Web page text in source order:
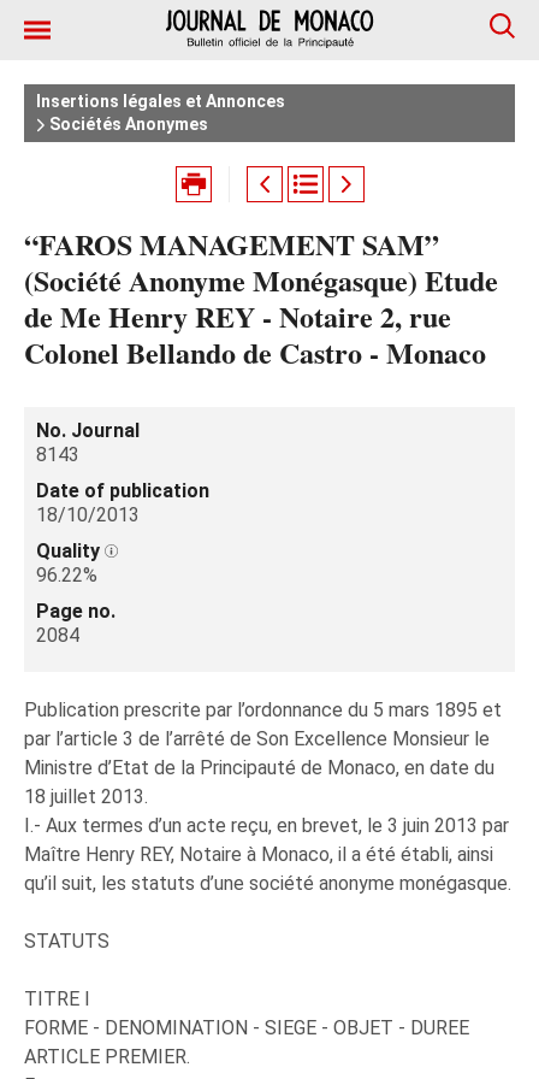
Insertions légales et Annonces
Sociétés Anonymes
“FAROS MANAGEMENT SAM”
(Société Anonyme Monégasque) Etude
de Me Henry REY - Notaire 2, rue
Colonel Bellando de Castro - Monaco
No. Journal
8143
Date of publication
18/10/2013
Quality
96.22%
Page no.
2084
Publication prescrite par l’ordonnance du 5 mars 1895 et
par l’article 3 de l’arrêté de Son Excellence Monsieur le
Ministre d’Etat de la Principauté de Monaco, en date du
18 juillet 2013.
I.- Aux termes d’un acte reçu, en brevet, le 3 juin 2013 par
Maître Henry REY, Notaire à Monaco, il a été établi, ainsi
qu’il suit, les statuts d’une société anonyme monégasque.
STATUTS
TITRE I
FORME - DENOMINATION - SIEGE - OBJET - DUREE
ARTICLE PREMIER.